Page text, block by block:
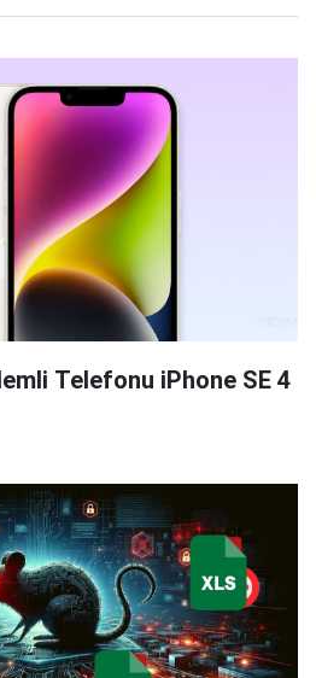
Telefonu iPhone SE 4